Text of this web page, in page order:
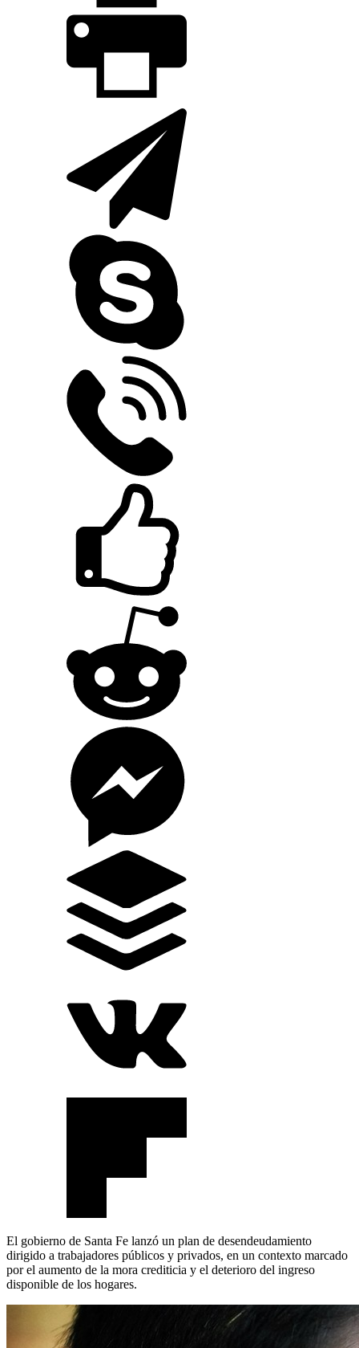
El gobierno de Santa Fe lanzó un plan de desendeudamiento
dirigido a trabajadores públicos y privados, en un contexto marcado
por el aumento de la mora crediticia y el deterioro del ingreso
disponible de los hogares.